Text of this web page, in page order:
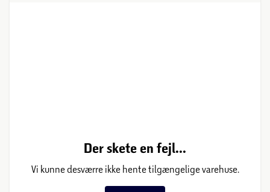
Der skete en fejl...
Vi kunne desværre ikke hente tilgængelige varehuse.